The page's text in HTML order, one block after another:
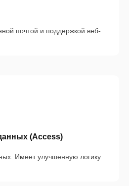
почтой и поддержкой веб-
(Access)
Имеет улучшенную логику